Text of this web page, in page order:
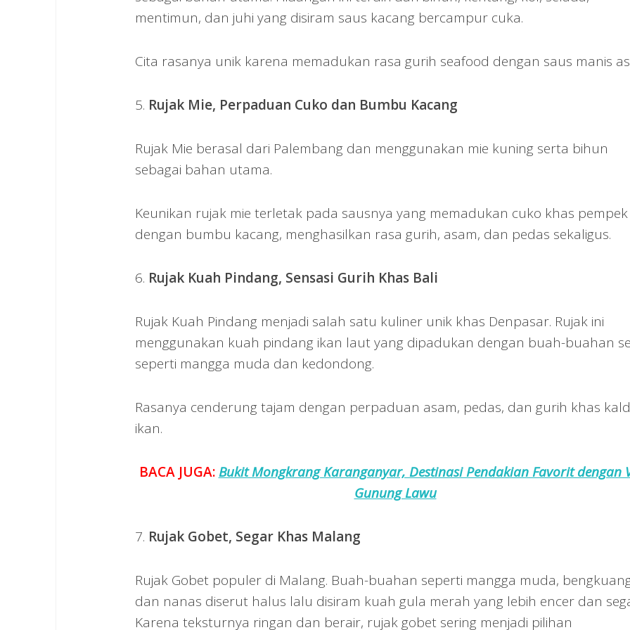
mentimun, dan juhi yang disiram saus kacang bercampur cuka.
Cita rasanya unik karena memadukan rasa gurih seafood dengan saus manis
5. Rujak Mie, Perpaduan Cuko dan Bumbu Kacang
Rujak Mie berasal dari Palembang dan menggunakan mie kuning serta bihun
sebagai bahan utama.
Keunikan rujak mie terletak pada sausnya yang memadukan cuko khas pempek
dengan bumbu kacang, menghasilkan rasa gurih, asam, dan pedas sekaligus.
6. Rujak Kuah Pindang, Sensasi Gurih Khas Bali
Rujak Kuah Pindang menjadi salah satu kuliner unik khas Denpasar. Rujak ini
menggunakan kuah pindang ikan laut yang dipadukan dengan buah-buahan
seperti mangga muda dan kedondong.
Rasanya cenderung tajam dengan perpaduan asam, pedas, dan gurih khas
ikan.
BACA JUGA:Bukit Mongkrang Karanganyar, Destinasi Pendakian Favorit dengan
Gunung Lawu
7. Rujak Gobet, Segar Khas Malang
Rujak Gobet populer di Malang. Buah-buahan seperti mangga muda,
dan nanas diserut halus lalu disiram kuah gula merah yang lebih encer dan
Karena teksturnya ringan dan berair, rujak gobet sering menjadi pilihan